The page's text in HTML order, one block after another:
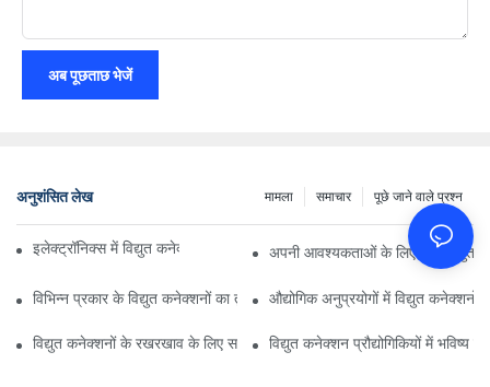
अब पूछताछ भेजें
अनुशंसित लेख पूछे जाने वाले प्रश्न
समाचार
मामला
इलेक्ट्रॉनिक्स में विद्युत कनेक्शनों पर प्रौद्योगिकी का प्रभावअपनी आवश्यकताओं के लिए सही विद्युत
विभिन्न प्रकार के विद्युत कनेक्शनों का तुलनात्मक विश्लेषणऔद्योगिक अनुप्रयोगों में विद्युत कनेक्शनों
विद्युत कनेक्शनों के रखरखाव के लिए सर्वोत्तम अभ्यासविद्युत कनेक्शन प्रौद्योगिकियों में भविष्य